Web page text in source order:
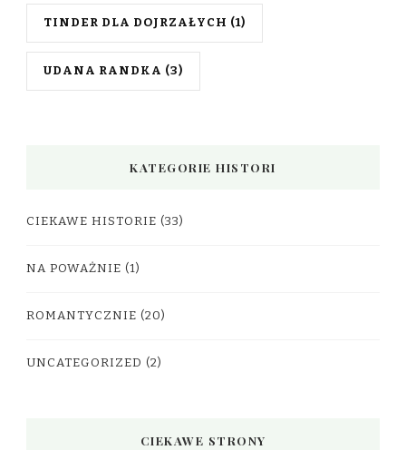
TINDER DLA DOJRZAŁYCH (1)
UDANA RANDKA (3)
KATEGORIE HISTORI
CIEKAWE HISTORIE (33)
NA POWAŻNIE (1)
ROMANTYCZNIE (20)
UNCATEGORIZED (2)
CIEKAWE STRONY